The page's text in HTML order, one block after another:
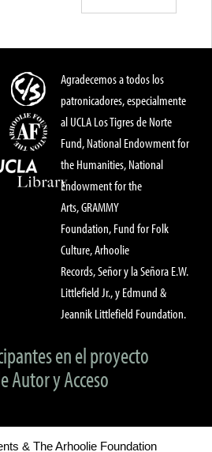
Agradecemos a todos los
patronicadores, especialmente
al UCLA Los Tigres de Norte
Fund, National Endowment for
the Humanities, National
Endowment for the
Arts, GRAMMY
Foundation, Fund for Folk
Culture, Arhoolie
Records, Señor y la Señora E.W.
Littlefield Jr., y Edmund &
Jeannik Littlefield Foundation.
en el proyecto
Autor y Acceso
& The Arhoolie Foundation